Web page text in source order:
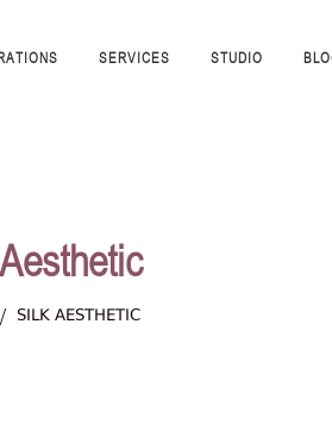
SERVICES STUDIO
/ SILK AESTHETIC